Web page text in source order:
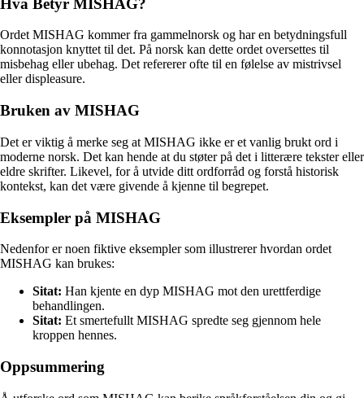
Ordet MISHAG kommer fra gammelnorsk og har en betydningsfull
konnotasjon knyttet til det. På norsk kan dette ordet oversettes til
misbehag eller ubehag. Det refererer ofte til en følelse av mistrivsel
eller displeasure.
Bruken av MISHAG
Det er viktig å merke seg at MISHAG ikke er et vanlig brukt ord i
moderne norsk. Det kan hende at du støter på det i litterære tekster eller
eldre skrifter. Likevel, for å utvide ditt ordforråd og forstå historisk
kontekst, kan det være givende å kjenne til begrepet.
Eksempler på MISHAG
Nedenfor er noen fiktive eksempler som illustrerer hvordan ordet
MISHAG kan brukes:
Sitat: Han kjente en dyp MISHAG mot den urettferdige
behandlingen.
Sitat: Et smertefullt MISHAG spredte seg gjennom hele
kroppen hennes.
Oppsummering